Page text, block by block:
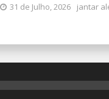
31 de Julho, 2026 jantar